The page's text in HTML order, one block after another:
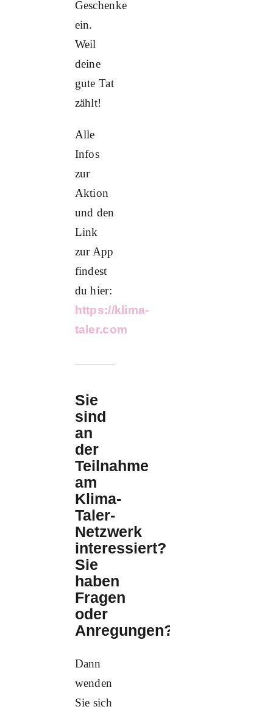
Geschenke
ein.
Weil
deine
gute Tat
zählt!
Alle
Infos
zur
Aktion
und den
Link
zur App
findest
du hier:
https://klima-
taler.com
Sie
sind
an
der
Teilnahme
am
Klima-
Taler-
Netzwerk
interessiert?
Sie
haben
Fragen
oder
Anregungen?
Dann
wenden
Sie sich